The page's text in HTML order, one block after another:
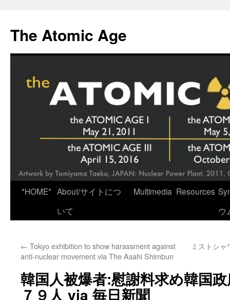
content
The Atomic Age
*HOME* About/サイトにつ
いて
Multimedia Resources
ウ
← Tokyo exhibition to show harassment against
anti-nuclear movement via The Asahi Shimbun
ミストシ
韓国人被爆者:慰謝料求め韓国
７９人 via 毎日新聞